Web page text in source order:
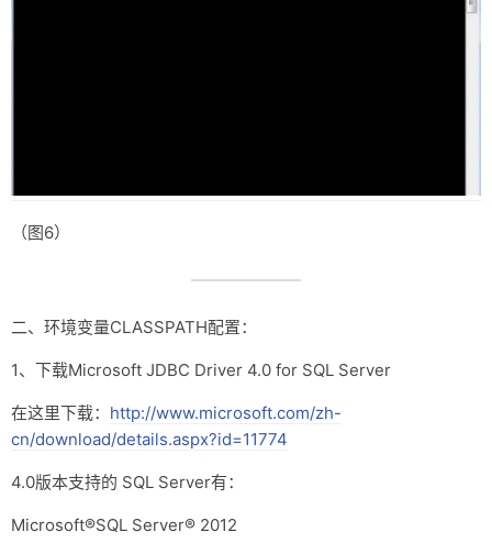
（图6）
二、环境变量CLASSPATH配置：
1、下载Microsoft JDBC Driver 4.0 for SQL Server
在这里下载： http://www.microsoft.com/zh-
cn/download/details.aspx?id=11774
4.0版本支持的 SQL Server有：
Microsoft®SQL Server® 2012